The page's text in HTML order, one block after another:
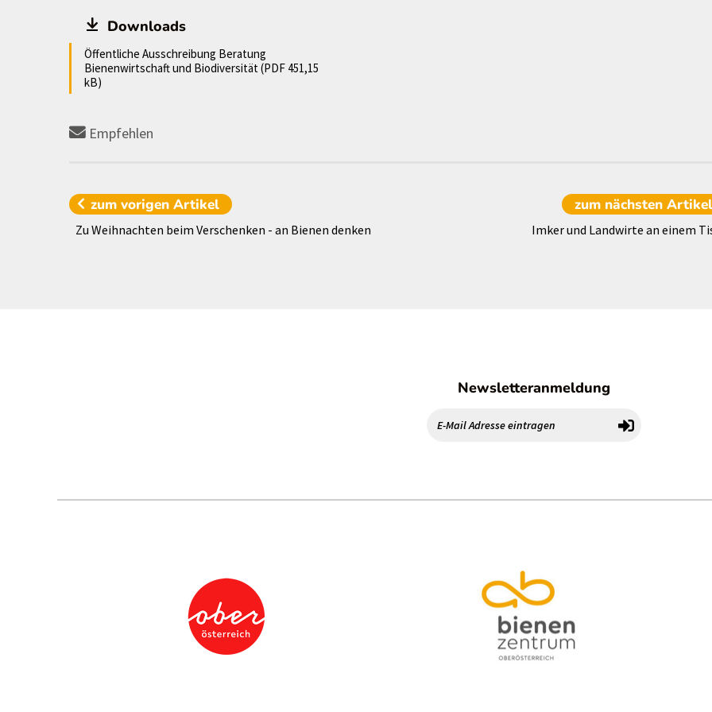
Downloads
Öffentliche Ausschreibung Beratung
Bienenwirtschaft und Biodiversität (PDF 451,15
kB)
Empfehlen
zum vorigenArtikel
Zu Weihnachten beim Verschenken - an Bienen denken
zum nächsten Artikel
Imker und Landwirte an einem
Newsletteranmeldung